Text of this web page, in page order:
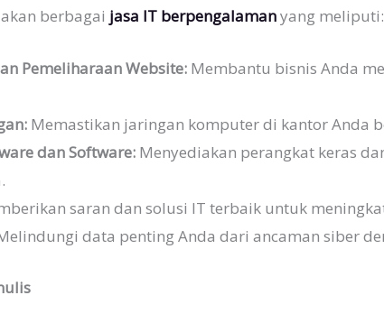
berbagai jasa IT berpengalamanyang meliputi:
Pemeliharaan Website: Membantu bisnis Anda
Memastikan jaringan komputer di kantor Anda
dan Software: Menyediakan perangkat keras
saran dan solusi IT terbaik untuk
data penting Anda dari ancaman siber